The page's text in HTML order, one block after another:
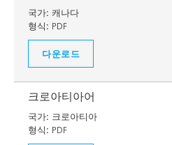
국가: 캐나다
형식: PDF
다운로드
크로아티아어
국가: 크로아티아
형식: PDF